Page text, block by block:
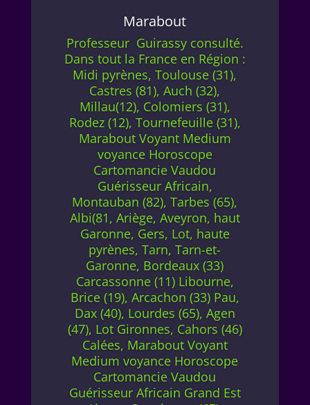
Marabout
Professeur Guirassy consulté.
Dans tout la France en Région :
Midi pyrènes, Toulouse (31),
Castres (81), Auch (32),
Millau(12), Colomiers (31),
Rodez (12), Tournefeuille (31),
Marabout Voyant Medium
voyance Horoscope
Cartomancie Vaudou
Guérisseur Africain,
Montauban (82), Tarbes (65),
Albi(81, Ariège, Aveyron, haut
Garonne, Gers, Lot, haute
pyrènes, Tarn, Tarn-et-
Garonne, Bordeaux (33)
Carcassonne (11) Libourne,
Brice (19), Arcachon (33) Pau,
Dax (40), Lourdes (65), Agen
(47), Lot Gironnes, Cahors (46)
Calées, Marabout Voyant
Medium voyance Horoscope
Cartomancie Vaudou
Guérisseur Africain Grand Est